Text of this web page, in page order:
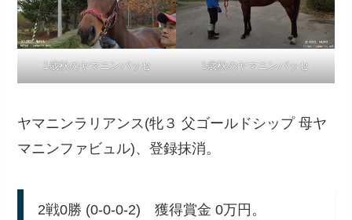
1歳秋のヤマニンパッセ 1歳秋のヤマニンパッセ
ヤマニンラリアンス(牝３ 父ゴールドシップ 母ヤ
マニンファビュル)、登録抹消。
2戦0勝 (0-0-0-2) 獲得賞金 0万円。